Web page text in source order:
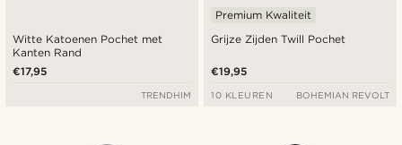
Witte Katoenen Pochet met
Kanten Rand
€17,95
TRENDHIM
Grijze Zijden Twill Pochet
Premium Kwaliteit
€19,95
10 KLEUREN BOHEMIAN REVOLT